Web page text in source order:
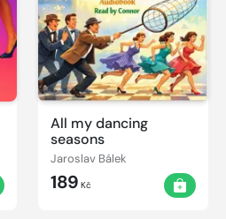
All my dancing
seasons
Jaroslav Bálek
189 Kč